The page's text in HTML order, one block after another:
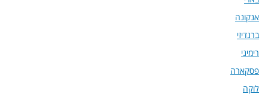
אנקונה
ברנדיזי
רימיני
פסקארה
לוקה